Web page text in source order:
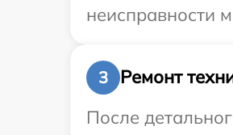
неисправности
3
Ремонт
После